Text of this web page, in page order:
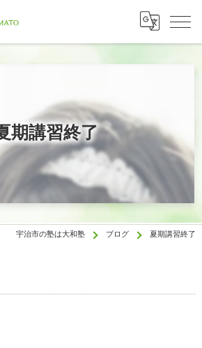
期講習終了
宇治市の塾は大和塾 ブログ 夏期講習終了